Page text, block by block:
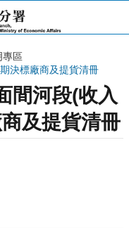
專區
決標廠商及提貨清冊
間河段(收入
及提貨清冊